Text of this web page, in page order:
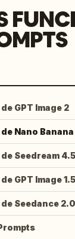
GPT Image 2
Nano Banana
Seedream
GPT Image 1.5
Seedance 2.0